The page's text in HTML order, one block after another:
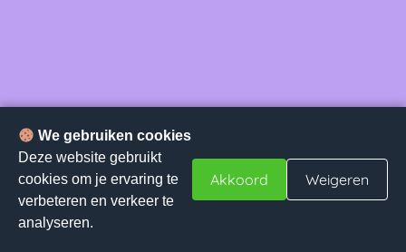
We gebruiken cookies
Deze website gebruikt
cookies om je ervaring te
verbeteren en verkeer te
analyseren.
Akkoord Weigeren